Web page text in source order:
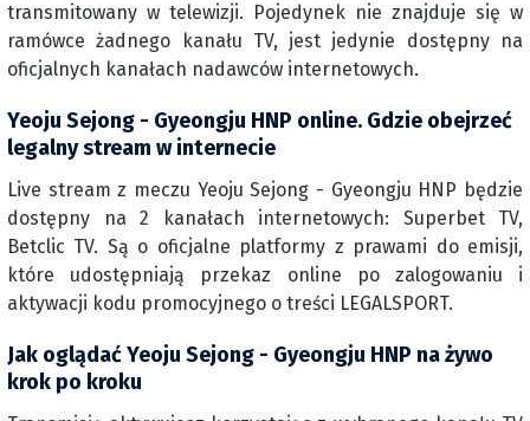
transmitowany w telewizji. Pojedynek nie znajduje się w
ramówce żadnego kanału TV, jest jedynie dostępny na
oficjalnych kanałach nadawców internetowych.
Yeoju Sejong - Gyeongju HNP online. Gdzie obejrzeć
legalny stream w internecie
Live stream z meczu Yeoju Sejong - Gyeongju HNP będzie
dostępny na 2 kanałach internetowych: Superbet TV,
Betclic TV. Są o oficjalne platformy z prawami do emisji,
które udostępniają przekaz online po zalogowaniu i
aktywacji kodu promocyjnego o treści LEGALSPORT.
Jak oglądać Yeoju Sejong - Gyeongju HNP na żywo
krok po kroku